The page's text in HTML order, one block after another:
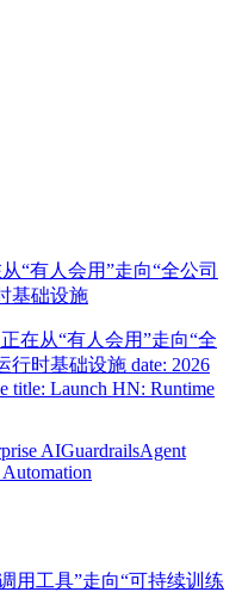
“有人会用”走向“全公司
基础设施
在从“有人会用”走向“全
时基础设施 date: 2026
title: Launch HN: Runtime
AIGuardrailsAgent
Automation
用工具”走向“可持续训练